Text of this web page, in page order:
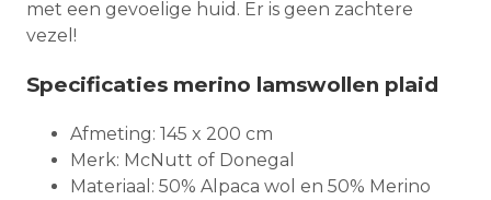
met een gevoelige huid. Er is geen zachtere
vezel!
Specificaties merino lamswollen plaid
Afmeting: 145 x 200 cm
Merk: McNutt of Donegal
Materiaal: 50% Alpaca wol en 50% Merino